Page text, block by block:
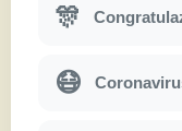
🎊
😷